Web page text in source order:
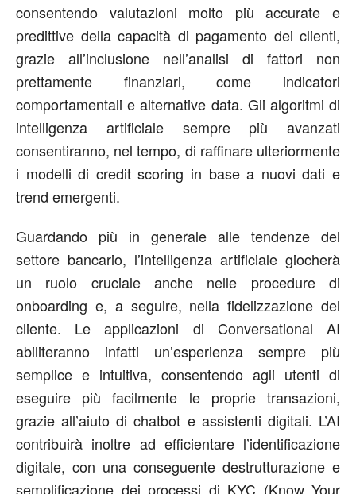
consentendo valutazioni molto più accurate e
predittive della capacità di pagamento dei clienti,
grazie all’inclusione nell’analisi di fattori non
prettamente finanziari, come indicatori
comportamentali e alternative data. Gli algoritmi di
intelligenza artificiale sempre più avanzati
consentiranno, nel tempo, di raffinare ulteriormente
i modelli di credit scoring in base a nuovi dati e
trend emergenti.
Guardando più in generale alle tendenze del
settore bancario, l’intelligenza artificiale giocherà
un ruolo cruciale anche nelle procedure di
onboarding e, a seguire, nella fidelizzazione del
cliente. Le applicazioni di Conversational AI
abiliteranno infatti un’esperienza sempre più
semplice e intuitiva, consentendo agli utenti di
eseguire più facilmente le proprie transazioni,
grazie all’aiuto di chatbot e assistenti digitali. L’AI
contribuirà inoltre ad efficientare l’identificazione
digitale, con una conseguente destrutturazione e
semplificazione dei processi di KYC (Know Your